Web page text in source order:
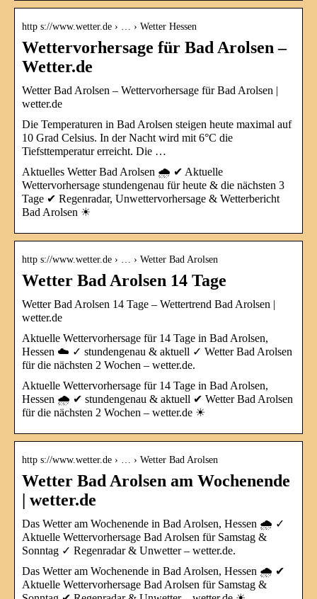
http s://www.wetter.de › … › Wetter Hessen
Wettervorhersage für Bad Arolsen –
Wetter.de
Wetter Bad Arolsen – Wettervorhersage für Bad Arolsen |
wetter.de
Die Temperaturen in Bad Arolsen steigen heute maximal auf
10 Grad Celsius. In der Nacht wird mit 6°C die
Tiefsttemperatur erreicht. Die …
Aktuelles Wetter Bad Arolsen 🌧️ ✔ Aktuelle
Wettervorhersage stundengenau für heute & die nächsten 3
Tage ✔ Regenradar, Unwettervorhersage & Wetterbericht
Bad Arolsen ☀
http s://www.wetter.de › … › Wetter Bad Arolsen
Wetter Bad Arolsen 14 Tage
Wetter Bad Arolsen 14 Tage – Wettertrend Bad Arolsen |
wetter.de
Aktuelle Wettervorhersage für 14 Tage in Bad Arolsen,
Hessen ☁️ ✓ stundengenau & aktuell ✓ Wetter Bad Arolsen
für die nächsten 2 Wochen – wetter.de.
Aktuelle Wettervorhersage für 14 Tage in Bad Arolsen,
Hessen 🌧️ ✔ stundengenau & aktuell ✔ Wetter Bad Arolsen
für die nächsten 2 Wochen – wetter.de ☀
http s://www.wetter.de › … › Wetter Bad Arolsen
Wetter Bad Arolsen am Wochenende
| wetter.de
Das Wetter am Wochenende in Bad Arolsen, Hessen 🌧️ ✓
Aktuelle Wettervorhersage Bad Arolsen für Samstag &
Sonntag ✓ Regenradar & Unwetter – wetter.de.
Das Wetter am Wochenende in Bad Arolsen, Hessen 🌧️ ✔
Aktuelle Wettervorhersage Bad Arolsen für Samstag &